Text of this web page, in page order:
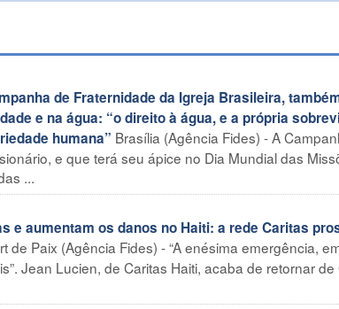
de Fraternidade da Igreja Brasileira,
e na água: “o direito à água, e a própria
humana” Brasília (Agência Fides) - A
e que terá seu ápice no Dia Mundial das
...
e aumentam os danos no Haiti: a rede Caritas
de Paix (Agência Fides) - “A enésima emergência,
Jean Lucien, de Caritas Haiti, acaba de retornar